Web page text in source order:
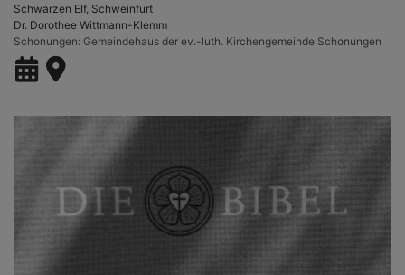
Schwarzen Elf, Schweinfurt
Dr. Dorothee Wittmann-Klemm
Schonungen Gemeindehaus der ev.-luth. Kirchengemeinde Schonungen